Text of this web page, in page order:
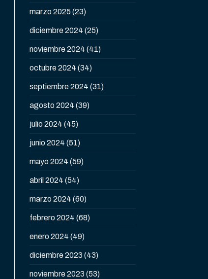
marzo 2025 (23)
diciembre 2024 (25)
noviembre 2024 (41)
octubre 2024 (34)
septiembre 2024 (31)
agosto 2024 (39)
julio 2024 (45)
junio 2024 (51)
mayo 2024 (59)
abril 2024 (54)
marzo 2024 (60)
febrero 2024 (68)
enero 2024 (49)
diciembre 2023 (43)
noviembre 2023 (53)